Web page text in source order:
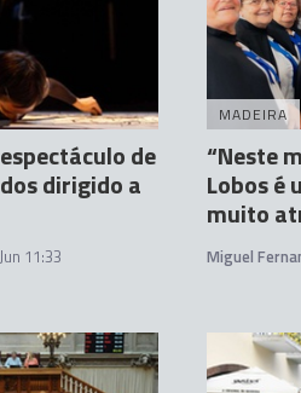
de
dirigido a
11:33
MADEIRA
“Neste
Lobos é
muito
Miguel